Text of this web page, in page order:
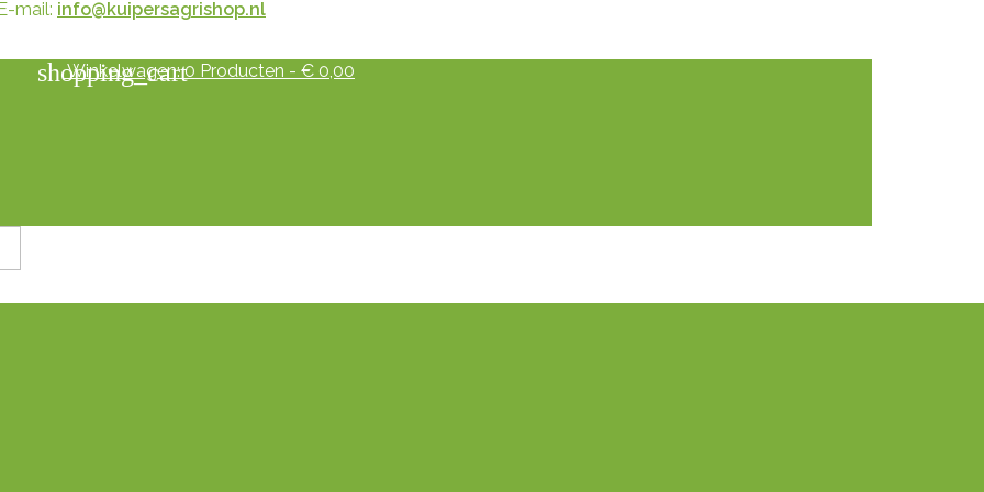
mail: info@kuipersagrishop.nl
shopping_cart
Winkelwagen: 0 Producten - € 0,00